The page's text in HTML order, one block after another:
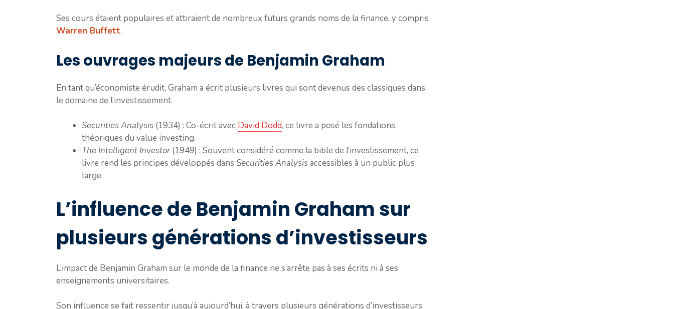
Ses cours étaient populaires et attiraient de nombreux futurs grands noms de la finance, y compris
Warren Buffett.
Les ouvrages majeurs de Benjamin Graham
En tant qu’économiste érudit, Graham a écrit plusieurs livres qui sont devenus des classiques dans
le domaine de l’investissement.
Securities Analysis (1934) : Co-écrit avec David Dodd, ce livre a posé les fondations
théoriques du value investing.
The Intelligent Investor(1949) : Souvent considéré comme la bible de l’investissement, ce
livre rend les principes développés dans Securities Analysisaccessibles à un public plus
large.
L’influence de Benjamin Graham sur
plusieurs générations d’investisseurs
L’impact de Benjamin Graham sur le monde de la finance ne s’arrête pas à ses écrits ni à ses
enseignements universitaires.
Son influence se fait ressentir jusqu’à aujourd’hui, à travers plusieurs générations d’investisseurs